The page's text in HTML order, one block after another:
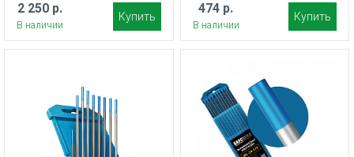
2 250 р.
В наличии
Купить
474 р.
В наличии
Купить